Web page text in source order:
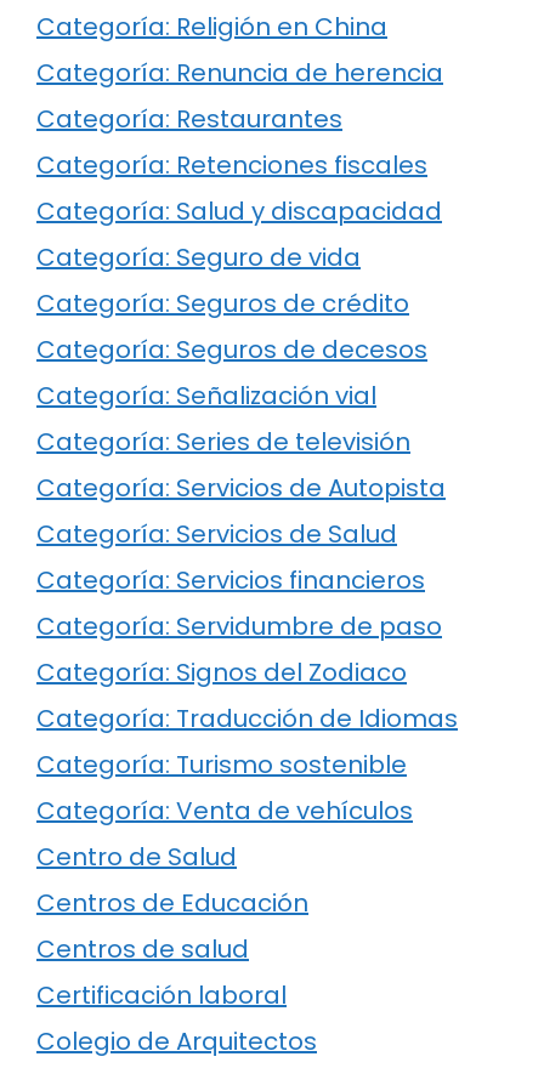
Categoría: Religión en China
Categoría: Renuncia de herencia
Categoría: Restaurantes
Categoría: Retenciones fiscales
Categoría: Salud y discapacidad
Categoría: Seguro de vida
Categoría: Seguros de crédito
Categoría: Seguros de decesos
Categoría: Señalización vial
Categoría: Series de televisión
Categoría: Servicios de Autopista
Categoría: Servicios de Salud
Categoría: Servicios financieros
Categoría: Servidumbre de paso
Categoría: Signos del Zodiaco
Categoría: Traducción de Idiomas
Categoría: Turismo sostenible
Categoría: Venta de vehículos
Centro de Salud
Centros de Educación
Centros de salud
Certificación laboral
Colegio de Arquitectos